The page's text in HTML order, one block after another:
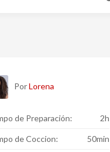
PorLorena
de Preparación: 2h
de Coccion: 50min